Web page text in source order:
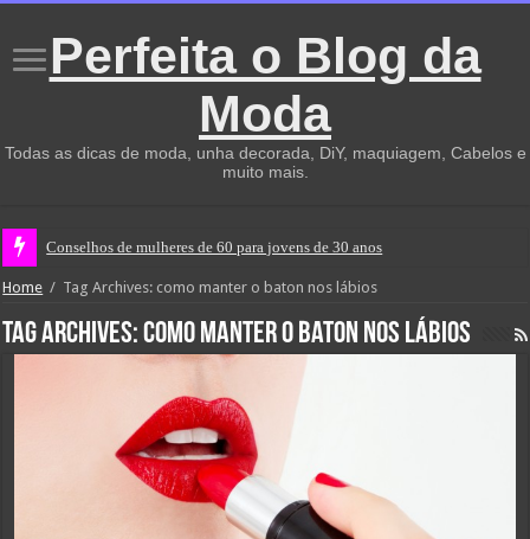
Perfeita o Blog da
Moda
Todas as dicas de moda, unha decorada, DiY, maquiagem, Cabelos e
muito mais.
Conselhos de mulheres de 60 para jovens de 30 anos
Home / Tag Archives: como manter o baton nos lábios
Tag Archives:como manter o baton nos lábios